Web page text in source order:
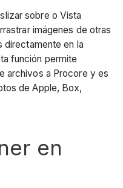
sobre o Vista
imágenes de otras
directamente en la
función permite
archivos a Procore y es
de Apple, Box,
en